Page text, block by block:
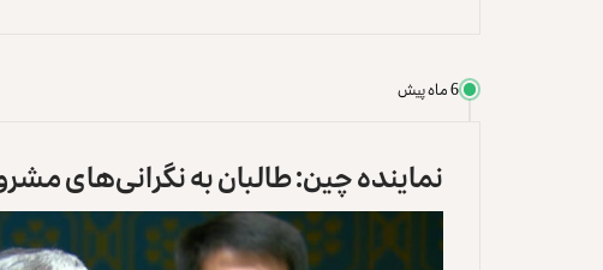
6 ماه پیش
نماینده چین: طالبان به نگرانی‌های